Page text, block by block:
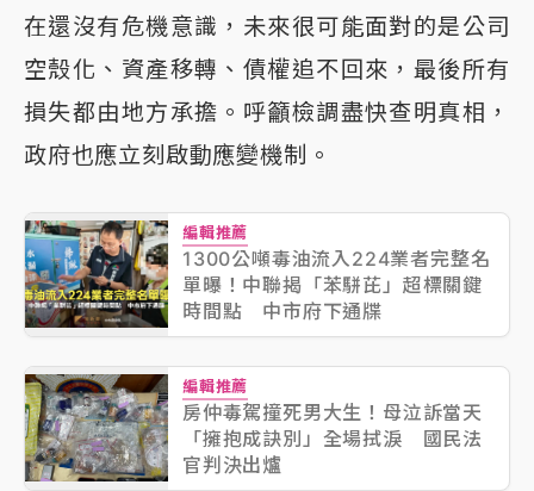
在還沒有危機意識，未來很可能面對的是公司
空殼化、資產移轉、債權追不回來，最後所有
損失都由地方承擔。呼籲檢調盡快查明真相，
政府也應立刻啟動應變機制。
編輯推薦
1300公噸毒油流入224業者完整名
單曝！中聯揭「苯駢芘」超標關鍵
時間點 中市府下通牒
編輯推薦
房仲毒駕撞死男大生！母泣訴當天
「擁抱成訣別」全場拭淚 國民法
官判決出爐